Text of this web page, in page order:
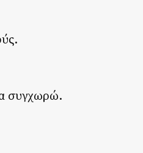
συγχωρώ.